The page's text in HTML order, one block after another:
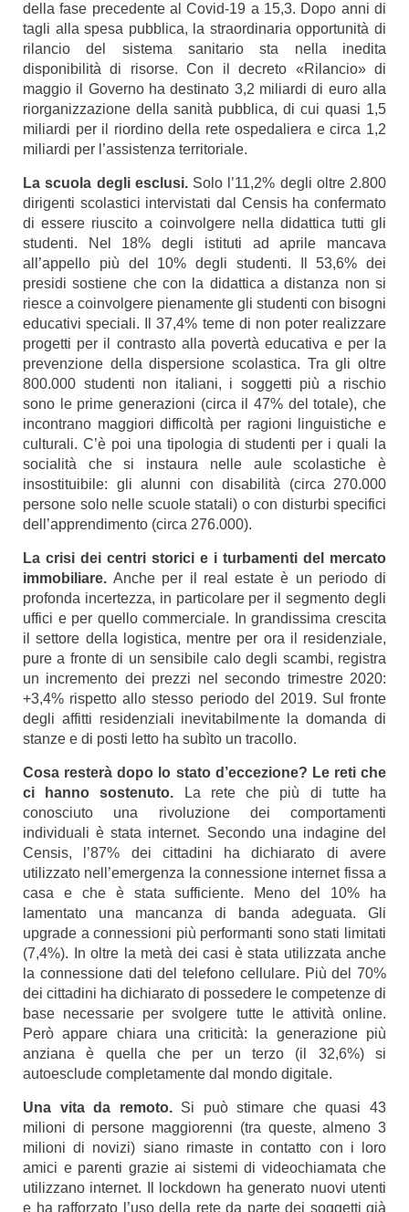
della fase precedente al Covid-19 a 15,3. Dopo anni di
tagli alla spesa pubblica, la straordinaria opportunità di
rilancio del sistema sanitario sta nella inedita
disponibilità di risorse. Con il decreto «Rilancio» di
maggio il Governo ha destinato 3,2 miliardi di euro alla
riorganizzazione della sanità pubblica, di cui quasi 1,5
miliardi per il riordino della rete ospedaliera e circa 1,2
miliardi per l’assistenza territoriale.
La scuola degli esclusi.Solo l’11,2% degli oltre 2.800
dirigenti scolastici intervistati dal Censis ha confermato
di essere riuscito a coinvolgere nella didattica tutti gli
studenti. Nel 18% degli istituti ad aprile mancava
all’appello più del 10% degli studenti. Il 53,6% dei
presidi sostiene che con la didattica a distanza non si
riesce a coinvolgere pienamente gli studenti con bisogni
educativi speciali. Il 37,4% teme di non poter realizzare
progetti per il contrasto alla povertà educativa e per la
prevenzione della dispersione scolastica. Tra gli oltre
800.000 studenti non italiani, i soggetti più a rischio
sono le prime generazioni (circa il 47% del totale), che
incontrano maggiori difficoltà per ragioni linguistiche e
culturali. C’è poi una tipologia di studenti per i quali la
socialità che si instaura nelle aule scolastiche è
insostituibile: gli alunni con disabilità (circa 270.000
persone solo nelle scuole statali) o con disturbi specifici
dell’apprendimento (circa 276.000).
La crisi dei centri storici e i turbamenti del mercato
immobiliare.Anche per il real estate è un periodo di
profonda incertezza, in particolare per il segmento degli
uffici e per quello commerciale. In grandissima crescita
il settore della logistica, mentre per ora il residenziale,
pure a fronte di un sensibile calo degli scambi, registra
un incremento dei prezzi nel secondo trimestre 2020:
+3,4% rispetto allo stesso periodo del 2019. Sul fronte
degli affitti residenziali inevitabilmente la domanda di
stanze e di posti letto ha subìto un tracollo.
Cosa resterà dopo lo stato d’eccezione? Le reti che
ci hanno sostenuto. La rete che più di tutte ha
conosciuto una rivoluzione dei comportamenti
individuali è stata internet. Secondo una indagine del
Censis, l’87% dei cittadini ha dichiarato di avere
utilizzato nell’emergenza la connessione internet fissa a
casa e che è stata sufficiente. Meno del 10% ha
lamentato una mancanza di banda adeguata. Gli
upgrade a connessioni più performanti sono stati limitati
(7,4%). In oltre la metà dei casi è stata utilizzata anche
la connessione dati del telefono cellulare. Più del 70%
dei cittadini ha dichiarato di possedere le competenze di
base necessarie per svolgere tutte le attività online.
Però appare chiara una criticità: la generazione più
anziana è quella che per un terzo (il 32,6%) si
autoesclude completamente dal mondo digitale.
Una vita da remoto.Si può stimare che quasi 43
milioni di persone maggiorenni (tra queste, almeno 3
milioni di novizi) siano rimaste in contatto con i loro
amici e parenti grazie ai sistemi di videochiamata che
utilizzano internet. Il lockdown ha generato nuovi utenti
e ha rafforzato l’uso della rete da parte dei soggetti già